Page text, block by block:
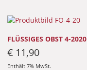
FLÜSSIGES OBST 4-2020
€ 11,90
Enthält 7% MwSt.